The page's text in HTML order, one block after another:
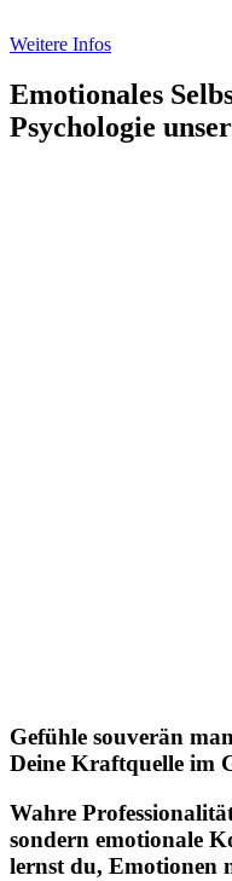
Weitere Infos
Emotionales
Psychologie
Gefühle souverän
Deine Kraftquelle im
Wahre
sondern emotionale
lernst du, Emotionen